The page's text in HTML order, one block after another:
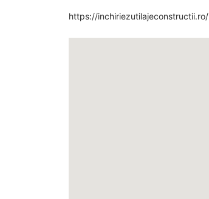
https://inchiriezutilajeconstructii.ro/